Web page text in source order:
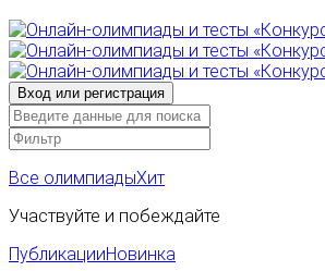
Все олимпиадыХит
Участвуйте и побеждайте
ПубликацииНовинка